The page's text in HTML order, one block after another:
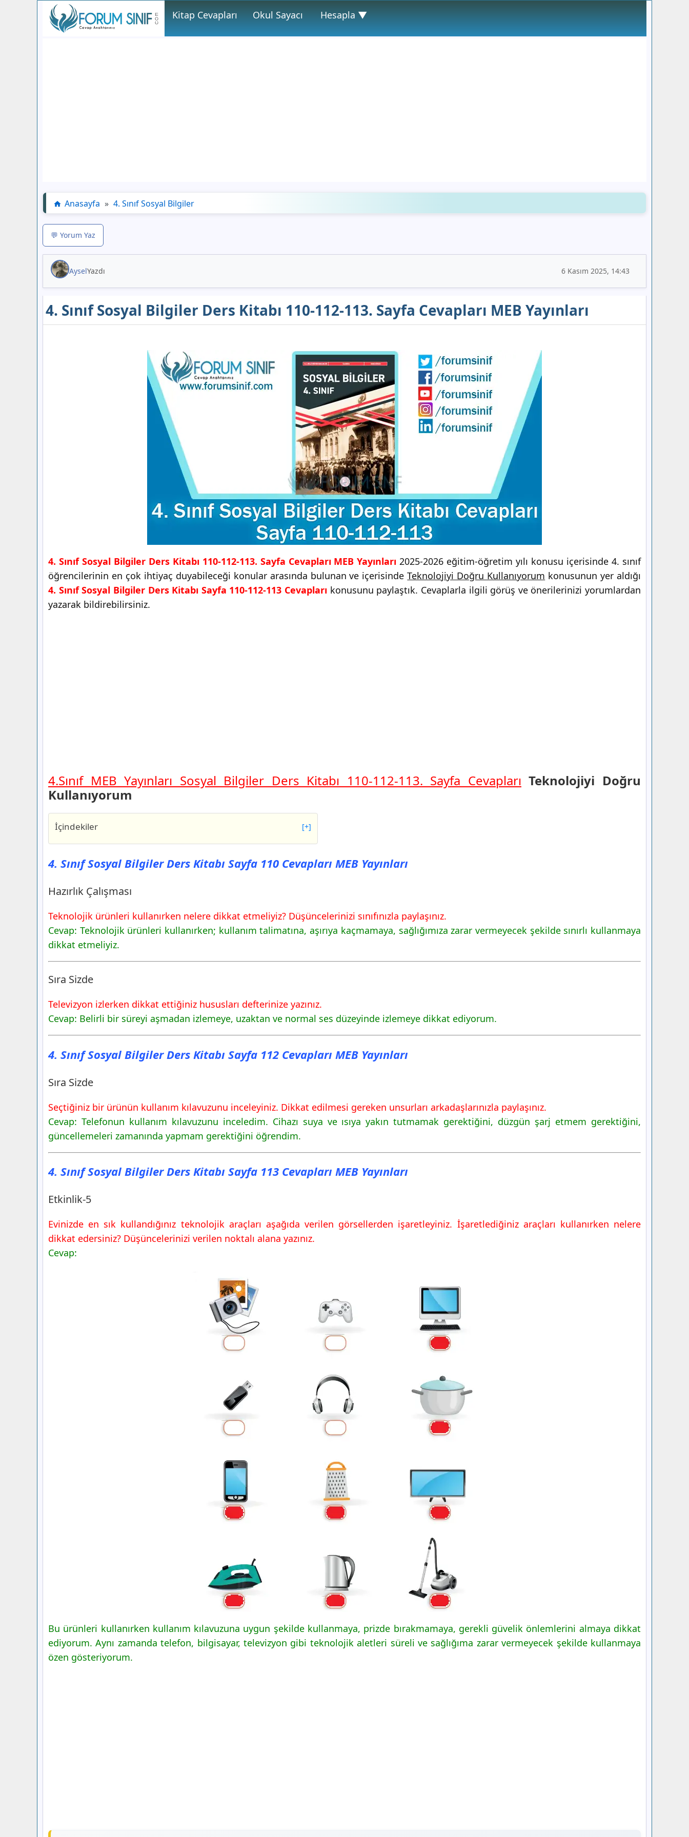
Kitap Cevapları Okul Sayacı Hesapla ▼
Anasayfa » 4. Sınıf Sosyal Bilgiler
💬 Yorum Yaz
AyselYazdı 6 Kasım 2025, 14:43
4. Sınıf Sosyal Bilgiler Ders Kitabı 110-112-113. Sayfa Cevapları MEB Yayınları
4. Sınıf Sosyal Bilgiler Ders Kitabı 110-112-113. Sayfa Cevapları MEB Yayınları 2025-2026 eğitim-öğretim yılı konusu içerisinde 4. sınıf
öğrencilerinin en çok ihtiyaç duyabileceği konular arasında bulunan ve içerisindeTeknolojiyi Doğru Kullanıyorum konusunun yer aldığı
4. Sınıf Sosyal Bilgiler Ders Kitabı Sayfa 110-112-113 Cevapları konusunu paylaştık. Cevaplarla ilgili görüş ve önerilerinizi yorumlardan
yazarak bildirebilirsiniz.
4.Sınıf MEB Yayınları Sosyal Bilgiler Ders Kitabı 110-112-113. Sayfa Cevapları Teknolojiyi Doğru
Kullanıyorum
İçindekiler [+]
4. Sınıf Sosyal Bilgiler Ders Kitabı Sayfa 110 Cevapları MEB
Yayınları
Hazırlık Çalışması
Sıra Sizde
4. Sınıf Sosyal Bilgiler Ders Kitabı Sayfa 112 Cevapları MEB
Yayınları
Sıra Sizde
4. Sınıf Sosyal Bilgiler Ders Kitabı Sayfa 113 Cevapları MEB
4. Sınıf Sosyal Bilgiler Ders Kitabı Sayfa 110 Cevapları MEB Yayınları
Hazırlık Çalışması
Teknolojik ürünleri kullanırken nelere dikkat etmeliyiz? Düşüncelerinizi sınıfınızla paylaşınız.
Cevap: Teknolojik ürünleri kullanırken; kullanım talimatına, aşırıya kaçmamaya, sağlığımıza zarar vermeyecek şekilde sınırlı kullanmaya
dikkat etmeliyiz.
Sıra Sizde
Televizyon izlerken dikkat ettiğiniz hususları defterinize yazınız.
Cevap: Belirli bir süreyi aşmadan izlemeye, uzaktan ve normal ses düzeyinde izlemeye dikkat ediyorum.
4. Sınıf Sosyal Bilgiler Ders Kitabı Sayfa 112 Cevapları MEB Yayınları
Sıra Sizde
Seçtiğiniz bir ürünün kullanım kılavuzunu inceleyiniz. Dikkat edilmesi gereken unsurları arkadaşlarınızla paylaşınız.
Cevap: Telefonun kullanım kılavuzunu inceledim. Cihazı suya ve ısıya yakın tutmamak gerektiğini, düzgün şarj etmem gerektiğini,
güncellemeleri zamanında yapmam gerektiğini öğrendim.
4. Sınıf Sosyal Bilgiler Ders Kitabı Sayfa 113 Cevapları MEB Yayınları
Etkinlik-5
Evinizde en sık kullandığınız teknolojik araçları aşağıda verilen görsellerden işaretleyiniz. İşaretlediğiniz araçları kullanırken nelere
dikkat edersiniz? Düşüncelerinizi verilen noktalı alana yazınız.
Cevap:
Bu ürünleri kullanırken kullanım kılavuzuna uygun şekilde kullanmaya, prizde bırakmamaya, gerekli güvelik önlemlerini almaya dikkat
ediyorum. Aynı zamanda telefon, bilgisayar, televizyon gibi teknolojik aletleri süreli ve sağlığıma zarar vermeyecek şekilde kullanmaya
özen gösteriyorum.